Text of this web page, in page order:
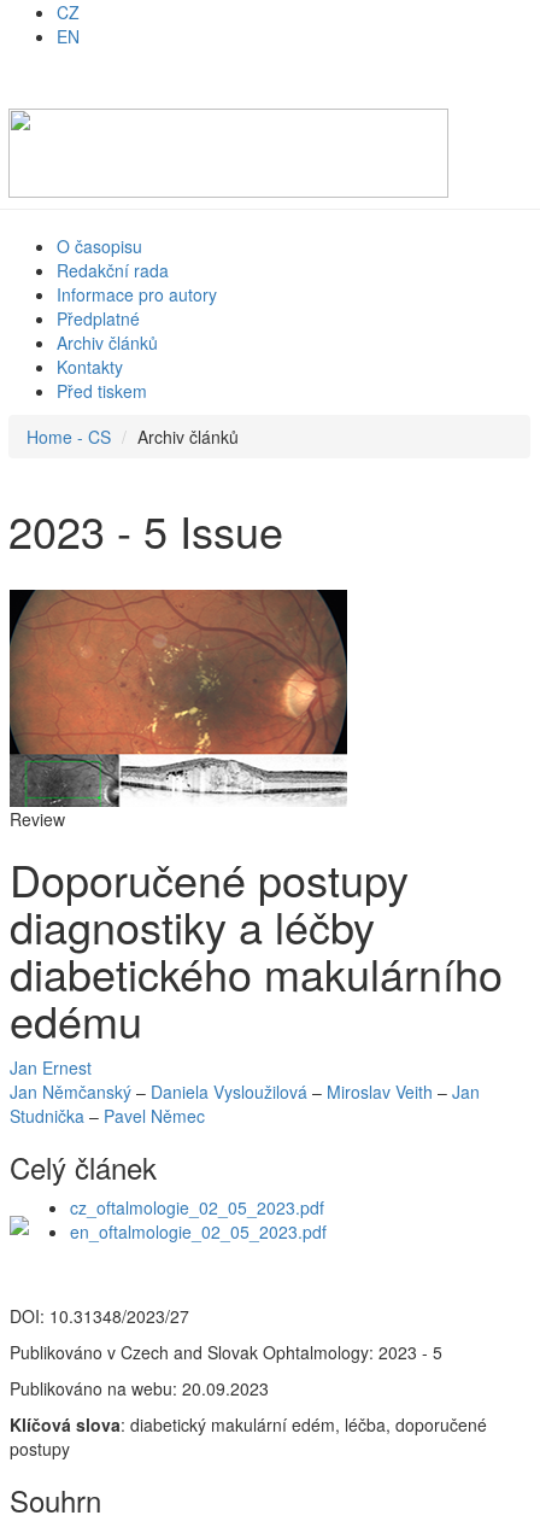
CZ
EN
O časopisu
Redakční rada
Informace pro autory
Předplatné
Archiv článků
Kontakty
Před tiskem
Home - CS
Archiv článků
2023 - 5 Issue
Review
Doporučené postupy
diagnostiky a léčby
diabetického makulárního
edému
Jan Ernest
Jan Němčanský – Daniela Vysloužilová – Miroslav Veith – Jan
Studnička – Pavel Němec
Celý článek
cz_oftalmologie_02_05_2023.pdf
en_oftalmologie_02_05_2023.pdf
DOI: 10.31348/2023/27
Publikováno v Czech and Slovak Ophtalmology: 2023 - 5
Publikováno na webu: 20.09.2023
Klíčová slova: diabetický makulární edém, léčba, doporučené
postupy
Souhrn